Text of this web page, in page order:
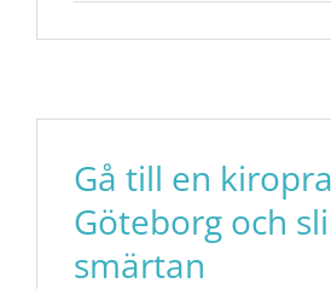
Gå till en
Göteborg och
smärtan